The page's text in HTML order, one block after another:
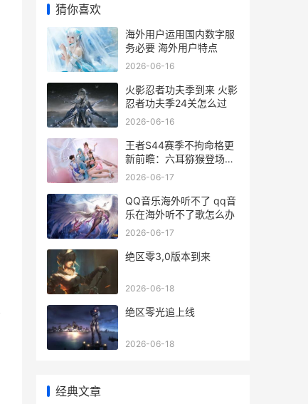
猜你喜欢
海外用户运用国内数字服
务必要 海外用户特点
2026-06-16
火影忍者功夫季到来 火影
忍者功夫季24关怎么过
2026-06-16
王者S44赛季不拘命格更
新前瞻：六耳猕猴登场，
加拿大玩不了国服如何办
2026-06-17
QQ音乐海外听不了 qq音
乐在海外听不了歌怎么办
2026-06-17
绝区零3,0版本到来
2026-06-18
绝区零光追上线
2026-06-18
经典文章